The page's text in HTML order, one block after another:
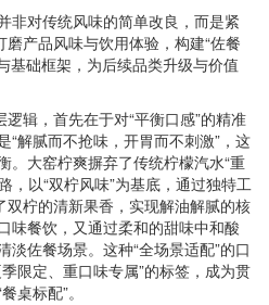
非对传统风味的简单改良，而是紧
磨产品风味与饮用体验，构建“佐餐
基础框架，为后续品类升级与价值
逻辑，首先在于对“平衡口感”的精准
“解腻而不抢味，开胃而不刺激”，这
。大窑柠爽摒弃了传统柠檬汽水“重
，以“双柠风味”为基底，通过独特工
双柠的清新果香，实现解油解腻的核
味餐饮，又通过柔和的甜味中和酸
佐餐场景。这种“全场景适配”的口
限定、重口味专属”的标签，成为贯
桌标配”。